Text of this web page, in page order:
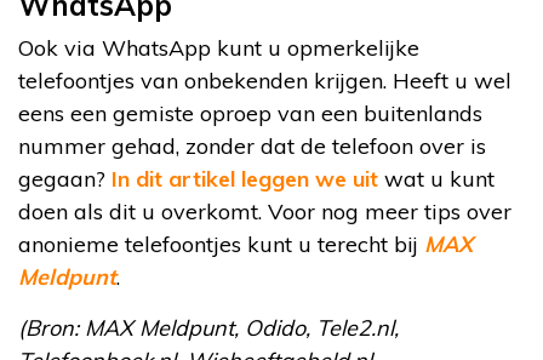
Ook via WhatsApp kunt u opmerkelijke
telefoontjes van onbekenden krijgen. Heeft u wel
eens een gemiste oproep van een buitenlands
nummer gehad, zonder dat de telefoon over is
gegaan? In dit artikel leggen we uit wat u kunt
doen als dit u overkomt. Voor nog meer tips over
anonieme telefoontjes kunt u terecht bij MAX
Meldpunt.
(Bron: MAX Meldpunt, Odido, Tele2.nl,